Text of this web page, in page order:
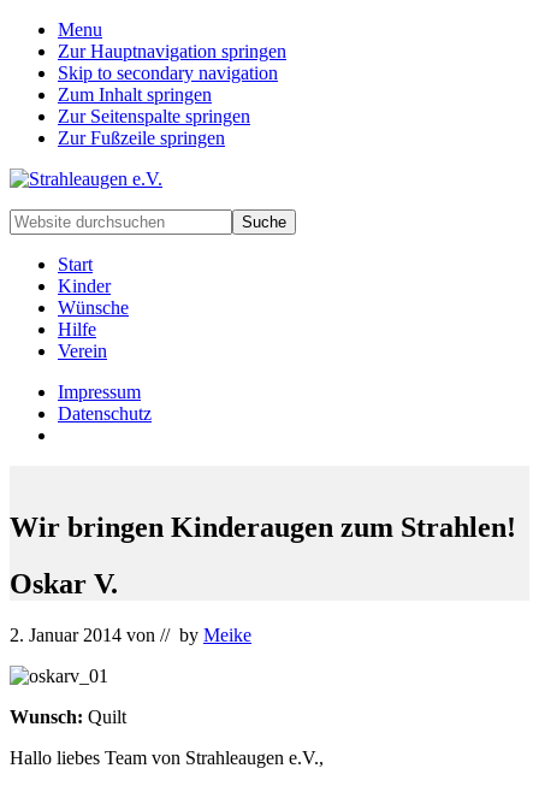
Menu
Zur Hauptnavigation springen
Skip to secondary navigation
Zum Inhalt springen
Zur Seitenspalte springen
Zur Fußzeile springen
Handarbeiten
für
besondere
Kinder
deren
Familien
Website
durchsuchen
Start
Kinder
Wünsche
Hilfe
Verein
Impressum
Datenschutz
Wir bringen Kinderaugen zum Strahlen!
Oskar V.
2. Januar 2014 von // by Meike
Wunsch: Quilt
Hallo liebes Team von Strahleaugen e.V.,